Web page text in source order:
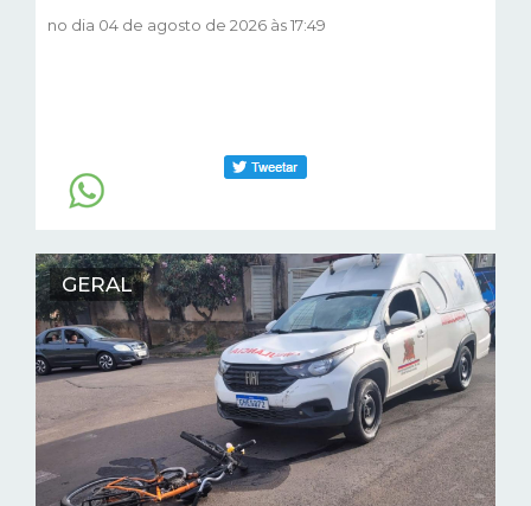
no dia 04 de agosto de 2026 às 17:49
GERAL